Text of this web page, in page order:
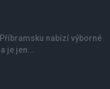
nabízí výborné
je jen...